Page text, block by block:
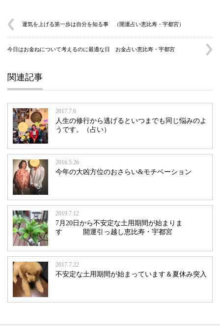
運気を上げる第一歩は自分を知る事 （開運占い恵比寿・宇都宮）
今日はお金ねについて考えるのに最適な日 お金占い恵比寿・宇都宮
関連記事
2017.7.6
人生の修行から逃げるといつまでも同じ悩みのよ
うです。（占い）
2016.5.26
今年の大凶方位のおさらい&モチベーション
2019.7.12
7月20日から不安定な土用期間が始まりま
す 開運引っ越し恵比寿・宇都宮
2017.7.22
不安定な土用期間が始まっています＆夏休み突入